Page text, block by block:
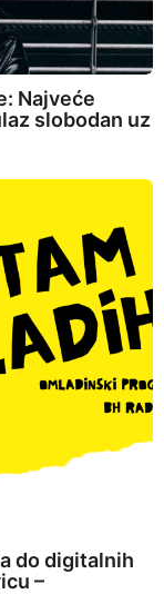
Najveće
slobodan uz
do digitalnih
–